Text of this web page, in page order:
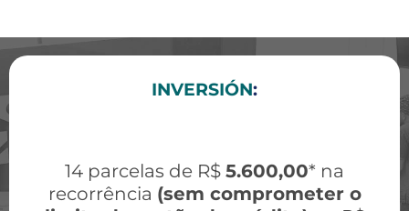
INVERSIÓN:
14 parcelas de R$ 5.600,00* na
recorrência (sem comprometer o